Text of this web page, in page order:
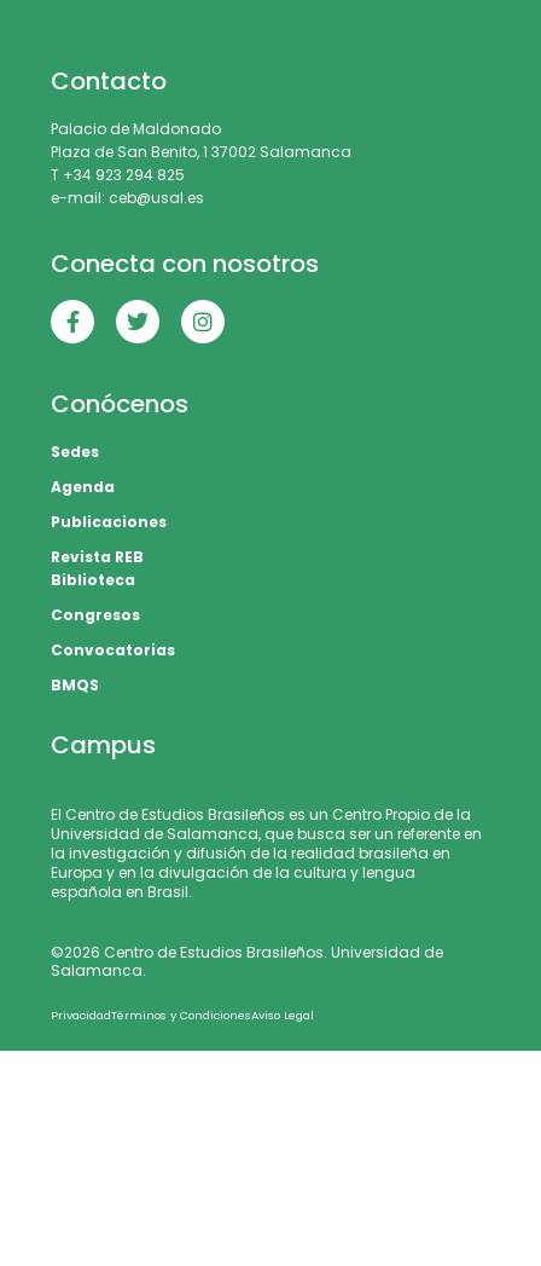
Contacto
Palacio de Maldonado
Plaza de San Benito, 1 37002 Salamanca
T +34 923 294 825
e-mail: ceb@usal.es
Conecta con nosotros
Conócenos
Sedes
Agenda
Publicaciones
Revista REB
Biblioteca
Congresos
Convocatorias
BMQS
Campus
El Centro de Estudios Brasileños es un Centro Propio de la
Universidad de Salamanca, que busca ser un referente en
la investigación y difusión de la realidad brasileña en
Europa y en la divulgación de la cultura y lengua
española en Brasil.
©2026 Centro de Estudios Brasileños. Universidad de
Salamanca.
PrivacidadTérminos y CondicionesAviso Legal